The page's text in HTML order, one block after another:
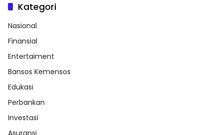
Kategori
Nasional
Finansial
Entertaiment
Bansos Kemensos
Edukasi
Perbankan
Investasi